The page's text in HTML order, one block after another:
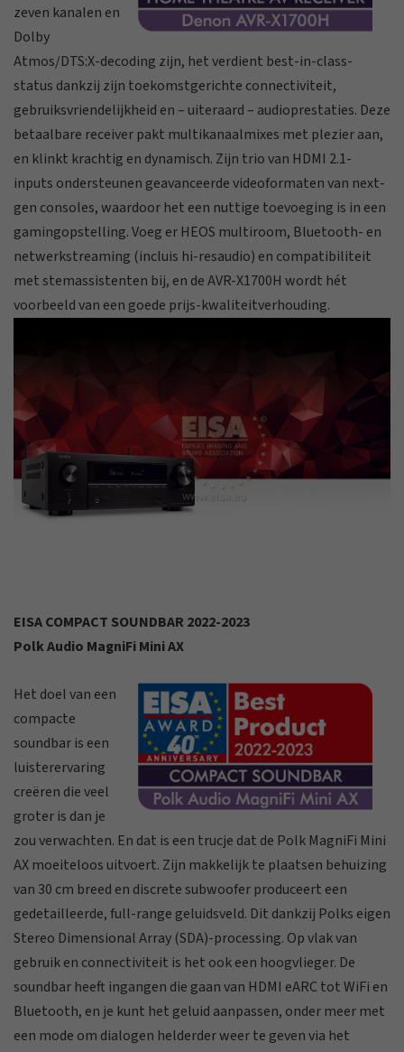
zeven kanalen en
Dolby
Atmos/DTS:X-decoding zijn, het verdient best-in-class-
status dankzij zijn toekomstgerichte connectiviteit,
gebruiksvriendelijkheid en – uiteraard – audioprestaties. Deze
betaalbare receiver pakt multikanaalmixes met plezier aan,
en klinkt krachtig en dynamisch. Zijn trio van HDMI 2.1-
inputs ondersteunen geavanceerde videoformaten van next-
gen consoles, waardoor het een nuttige toevoeging is in een
gamingopstelling. Voeg er HEOS multiroom, Bluetooth- en
netwerkstreaming (incluis hi-resaudio) en compatibiliteit
met stemassistenten bij, en de AVR-X1700H wordt hét
voorbeeld van een goede prijs-kwaliteitverhouding.
EISA COMPACT SOUNDBAR 2022-2023
Polk Audio MagniFi Mini AX
Het doel van een
compacte
soundbar is een
luisterervaring
creëren die veel
groter is dan je
zou verwachten. En dat is een trucje dat de Polk MagniFi Mini
AX moeiteloos uitvoert. Zijn makkelijk te plaatsen behuizing
van 30 cm breed en discrete subwoofer produceert een
gedetailleerde, full-range geluidsveld. Dit dankzij Polks eigen
Stereo Dimensional Array (SDA)-processing. Op vlak van
gebruik en connectiviteit is het ook een hoogvlieger. De
soundbar heeft ingangen die gaan van HDMI eARC tot WiFi en
Bluetooth, en je kunt het geluid aanpassen, onder meer met
een mode om dialogen helderder weer te geven via het